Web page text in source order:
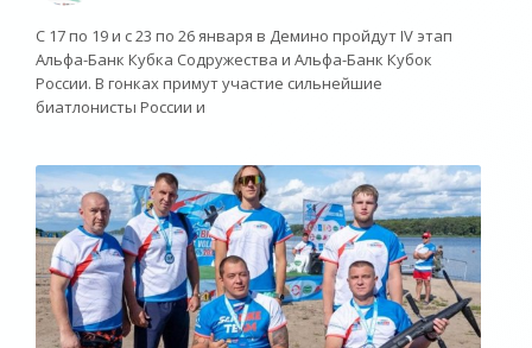
С 17 по 19 и с 23 по 26 января в Демино пройдут IV этап
Альфа-Банк Кубка Содружества и Альфа-Банк Кубок
России. В гонках примут участие сильнейшие
биатлонисты России и